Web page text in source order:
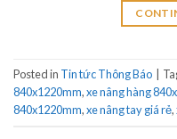
Posted in Tin tức Thông Báo
840x1220mm,xe nâng hàng
840x1220mm,xe nâng tay giá rẻ,